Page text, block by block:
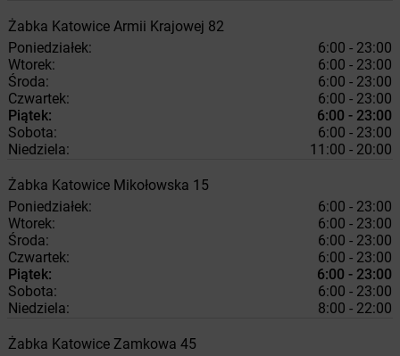
Żabka Katowice Armii Krajowej 82
Poniedziałek:
6:00 - 23:00
Wtorek:
6:00 - 23:00
Środa:
6:00 - 23:00
Czwartek:
6:00 - 23:00
Piątek:
6:00 - 23:00
Sobota:
6:00 - 23:00
Niedziela:
11:00 - 20:00
Żabka Katowice Mikołowska 15
Poniedziałek:
6:00 - 23:00
Wtorek:
6:00 - 23:00
Środa:
6:00 - 23:00
Czwartek:
6:00 - 23:00
Piątek:
6:00 - 23:00
Sobota:
6:00 - 23:00
Niedziela:
8:00 - 22:00
Żabka Katowice Zamkowa 45